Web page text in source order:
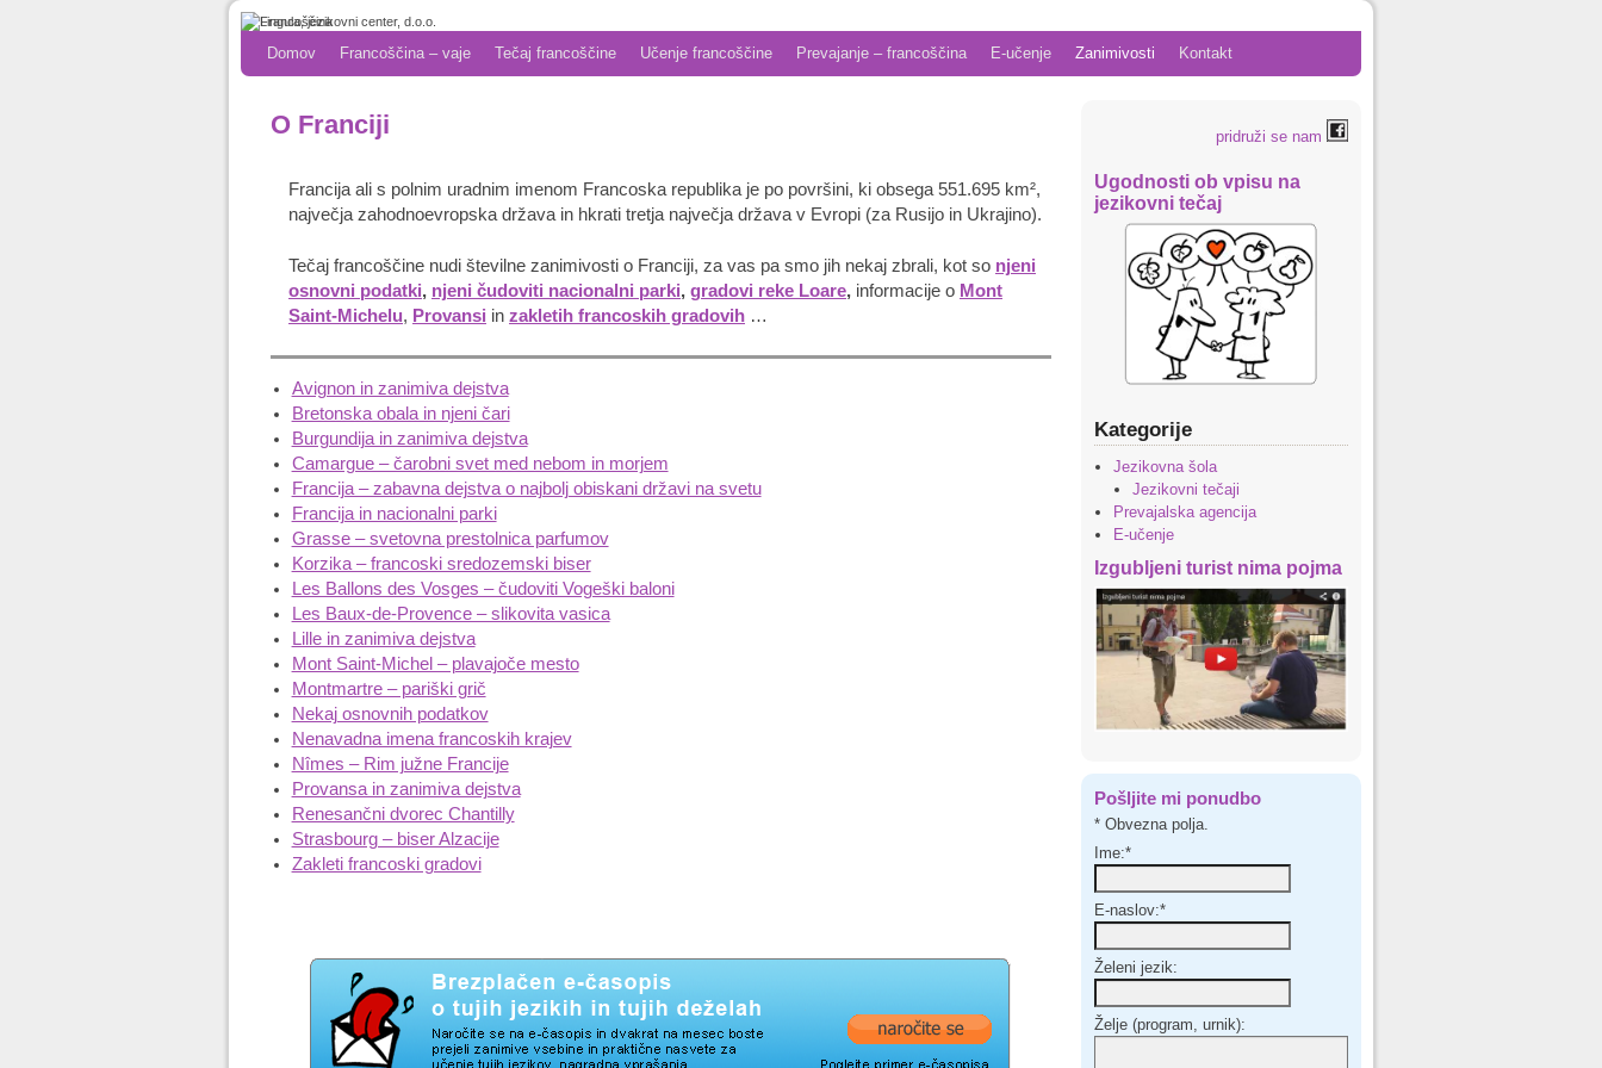
Domov Francoščina – vaje Tečaj francoščine Učenje francoščine Prevajanje – francoščina E-učenje Zanimivosti Kontakt
O Franciji
Francija ali s polnim uradnim imenom Francoska republika je po površini, ki obsega 551.695 km²,
največja zahodnoevropska država in hkrati tretja največja država v Evropi (za Rusijo in Ukrajino).
Tečaj francoščine nudi številne zanimivosti o Franciji, za vas pa smo jih nekaj zbrali, kot so njeni
osnovni podatki, njeni čudoviti nacionalni parki, gradovi reke Loare, informacije o Mont
Saint-Michelu, Provansi in zakletih francoskih gradovih …
Avignon in zanimiva dejstva
Bretonska obala in njeni čari
Burgundija in zanimiva dejstva
Camargue – čarobni svet med nebom in morjem
Francija – zabavna dejstva o najbolj obiskani državi na svetu
Francija in nacionalni parki
Grasse – svetovna prestolnica parfumov
Korzika – francoski sredozemski biser
Les Ballons des Vosges – čudoviti Vogeški baloni
Les Baux-de-Provence – slikovita vasica
Lille in zanimiva dejstva
Mont Saint-Michel – plavajoče mesto
Montmartre – pariški grič
Nekaj osnovnih podatkov
Nenavadna imena francoskih krajev
Nîmes – Rim južne Francije
Provansa in zanimiva dejstva
Renesančni dvorec Chantilly
Strasbourg – biser Alzacije
Zakleti francoski gradovi
pridruži se nam
Ugodnosti ob vpisu na
jezikovni tečaj
Kategorije
Jezikovna šola
Jezikovni tečaji
Prevajalska agencija
E-učenje
Izgubljeni turist nima pojma
Pošljite mi ponudbo
* Obvezna polja.
Ime:*
E-naslov:*
Želeni jezik:
Želje (program, urnik):